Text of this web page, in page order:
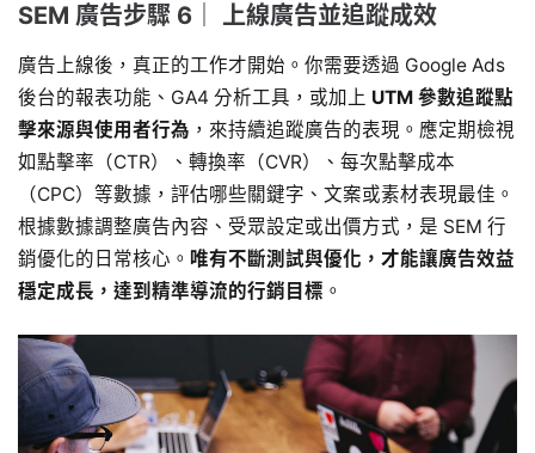
SEM 廣告步驟 6｜ 上線廣告並追蹤成效
廣告上線後，真正的工作才開始。你需要透過 Google Ads
後台的報表功能、GA4 分析工具，或加上 UTM 參數追蹤點
擊來源與使用者行為 ，來持續追蹤廣告的表現。應定期檢視
如點擊率（CTR）、轉換率（CVR）、每次點擊成本
（CPC）等數據，評估哪些關鍵字、文案或素材表現最佳。
根據數據調整廣告內容、受眾設定或出價方式，是 SEM 行
銷優化的日常核心。 唯有不斷測試與優化，才能讓廣告效益
穩定成長，達到精準導流的行銷目標 。